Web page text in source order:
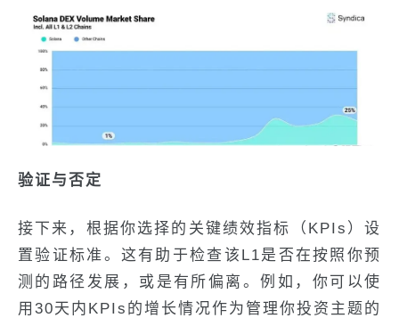
验证与否定
接下来，根据你选择的关键绩效指标（KPIs）设
置验证标准。这有助于检查该L1是否在按照你预
测的路径发展，或是有所偏离。例如，你可以使
用30天内KPIs的增长情况作为管理你投资主题的